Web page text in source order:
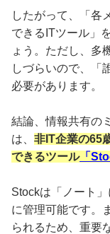
したがって、「各
できるITツール」
ょう。ただし、多
しづらいので、「
必要があります。
結論、情報共有の
は、 非IT企業の65
できるツール「
Stockは「ノート
に管理可能です。
られるため、重要